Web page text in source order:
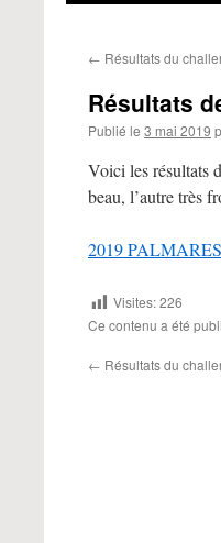
← Résultats du
Résultats
Publié le 3 mai 2019
Voici les résultats
beau, l’autre très
2019
Visites:226
Ce contenu a été
← Résultats du